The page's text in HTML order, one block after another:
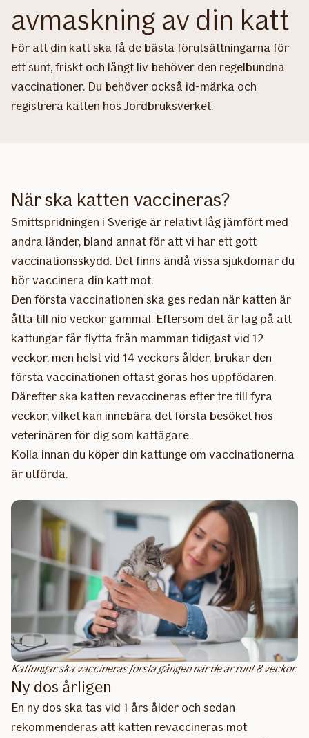
avmaskning av din katt
För att din katt ska få de bästa förutsättningarna för
ett sunt, friskt och långt liv behöver den regelbundna
vaccinationer. Du behöver också id-märka och
registrera katten hos Jordbruksverket.
När ska katten vaccineras?
Smittspridningen i Sverige är relativt låg jämfört med
andra länder, bland annat för att vi har ett gott
vaccinationsskydd. Det finns ändå vissa sjukdomar du
bör vaccinera din katt mot.
Den första vaccinationen ska ges redan när katten är
åtta till nio veckor gammal. Eftersom det är lag på att
kattungar får flytta från mamman tidigast vid 12
veckor, men helst vid 14 veckors ålder, brukar den
första vaccinationen oftast göras hos uppfödaren.
Därefter ska katten revaccineras efter tre till fyra
veckor, vilket kan innebära det första besöket hos
veterinären för dig som kattägare.
Kolla innan du köper din kattunge om vaccinationerna
är utförda.
Kattungar ska vaccineras första gången när de är runt 8 veckor.
Ny dos årligen
En ny dos ska tas vid 1 års ålder och sedan
rekommenderas att katten revaccineras mot